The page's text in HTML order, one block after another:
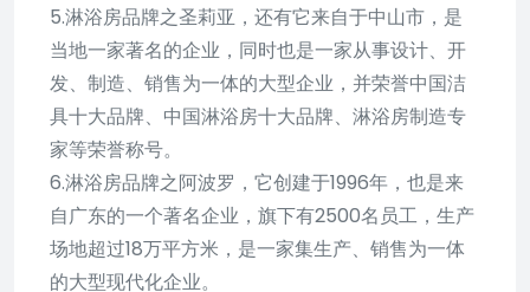
5.淋浴房品牌之圣莉亚，还有它来自于中山市，是
当地一家著名的企业，同时也是一家从事设计、开
发、制造、销售为一体的大型企业，并荣誉中国洁
具十大品牌、中国淋浴房十大品牌、淋浴房制造专
家等荣誉称号。
6.淋浴房品牌之阿波罗，它创建于1996年，也是来
自广东的一个著名企业，旗下有2500名员工，生产
场地超过18万平方米，是一家集生产、销售为一体
的大型现代化企业。